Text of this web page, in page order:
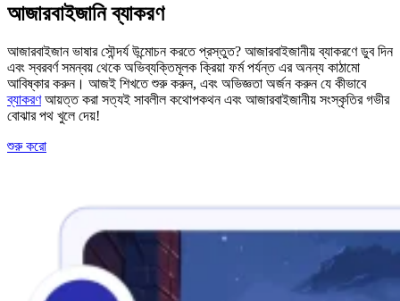
আজারবাইজানি ব্যাকরণ
আজারবাইজান ভাষার সৌন্দর্য উন্মোচন করতে প্রস্তুত? আজারবাইজানীয় ব্যাকরণে ডুব দিন
এবং স্বরবর্ণ সমন্বয় থেকে অভিব্যক্তিমূলক ক্রিয়া ফর্ম পর্যন্ত এর অনন্য কাঠামো
আবিষ্কার করুন। আজই শিখতে শুরু করুন, এবং অভিজ্ঞতা অর্জন করুন যে কীভাবে
ব্যাকরণআয়ত্ত করা সত্যই সাবলীল কথোপকথন এবং আজারবাইজানীয় সংস্কৃতির গভীর
বোঝার পথ খুলে দেয়!
শুরু করো